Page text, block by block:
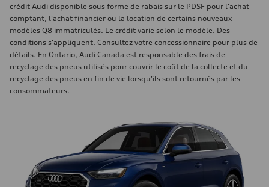
crédit Audi disponible sous forme de rabais sur le PDSF pour l'achat
comptant, l'achat financier ou la location de certains nouveaux
modèles Q8 immatriculés. Le crédit varie selon le modèle. Des
conditions s'appliquent. Consultez votre concessionnaire pour plus de
détails. En Ontario, Audi Canada est responsable des frais de
recyclage des pneus utilisés pour couvrir le coût de la collecte et du
recyclage des pneus en fin de vie lorsqu'ils sont retournés par les
consommateurs.